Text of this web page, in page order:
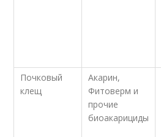
Почковый
клещ
Акарин,
Фитоверм и
прочие
биоакарициды